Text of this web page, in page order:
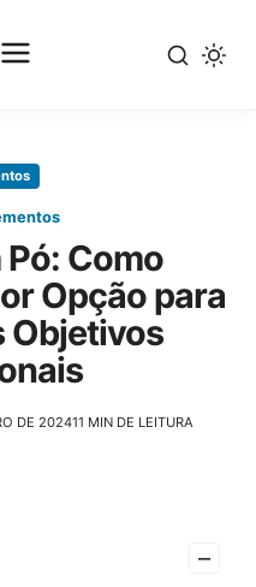
Como
Opção para
Objetivos
DE 202411 MIN DE LEITURA
–